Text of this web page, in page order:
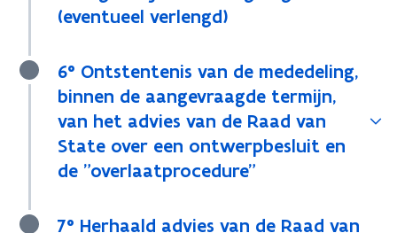
(eventueel verlengd)
6° Ontstentenis van de mededeling,
binnen de aangevraagde termijn,
van het advies van de Raad van
State over een ontwerpbesluit en
de "overlaatprocedure"
7° Herhaald advies van de Raad van